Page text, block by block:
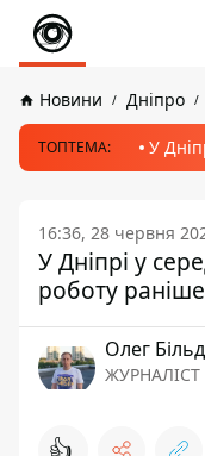
Новини Дніпро
ТОПТЕМА: У
16:36, 28 червня
У Дніпрі у
роботу раніше
Олег
ЖУРНАЛІСТ
👍